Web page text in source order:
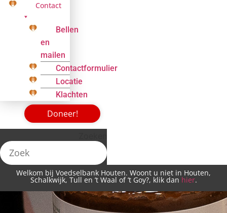
Contact
Bellen
en
mailen
Contactformulier
Locatie
Klachten
Doneer!
Welkom bij Voedselbank Houten. Woont u niet in Houten,
Schalkwijk, Tull en ’t Waal of ’t Goy?, klik dan hier.